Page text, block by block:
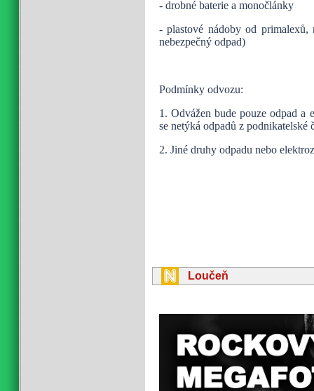
- drobné baterie a monočlánky
- plastové nádoby od
nebezpečný odpad)
Podmínky odvozu:
1. Odvážen bude pouze odpad a
se netýká odpadů z podnikatelské
2. Jiné druhy odpadu nebo
Loučeň